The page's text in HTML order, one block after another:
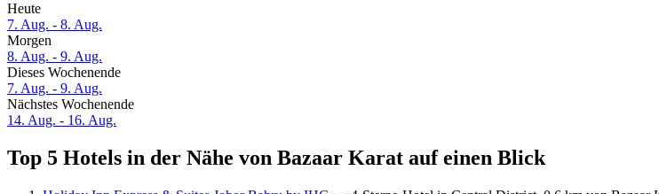
Heute
7. Aug. - 8. Aug.
Morgen
8. Aug. - 9. Aug.
Dieses Wochenende
7. Aug. - 9. Aug.
Nächstes Wochenende
14. Aug. - 16. Aug.
Top 5 Hotels in der Nähe von Bazaar Karat auf einen Blick